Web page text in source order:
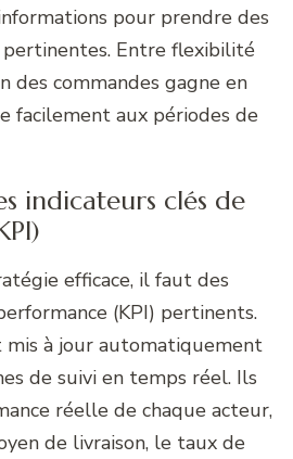
pour prendre des
pertinentes. Entre flexibilité
des commandes gagne en
facilement aux périodes de
indicateurs clés de
efficace, il faut des
(KPI) pertinents.
mis à jour automatiquement
de suivi en temps réel. Ils
réelle de chaque acteur,
de livraison, le taux de